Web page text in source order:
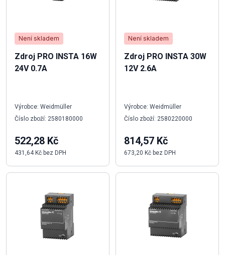
Není skladem
Zdroj PRO INSTA 16W
24V 0.7A
Výrobce: Weidmüller
Číslo zboží: 2580180000
522,28 Kč
431,64 Kč bez DPH
Není skladem
Zdroj PRO INSTA 30W
12V 2.6A
Výrobce: Weidmüller
Číslo zboží: 2580220000
814,57 Kč
673,20 Kč bez DPH